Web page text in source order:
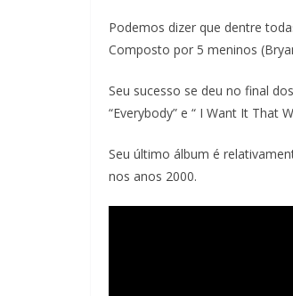
Podemos dizer que dentre
Composto por 5 meninos
Seu sucesso se deu no final
“Everybody” e “ I Want It That
Seu último álbum é
nos anos 2000.